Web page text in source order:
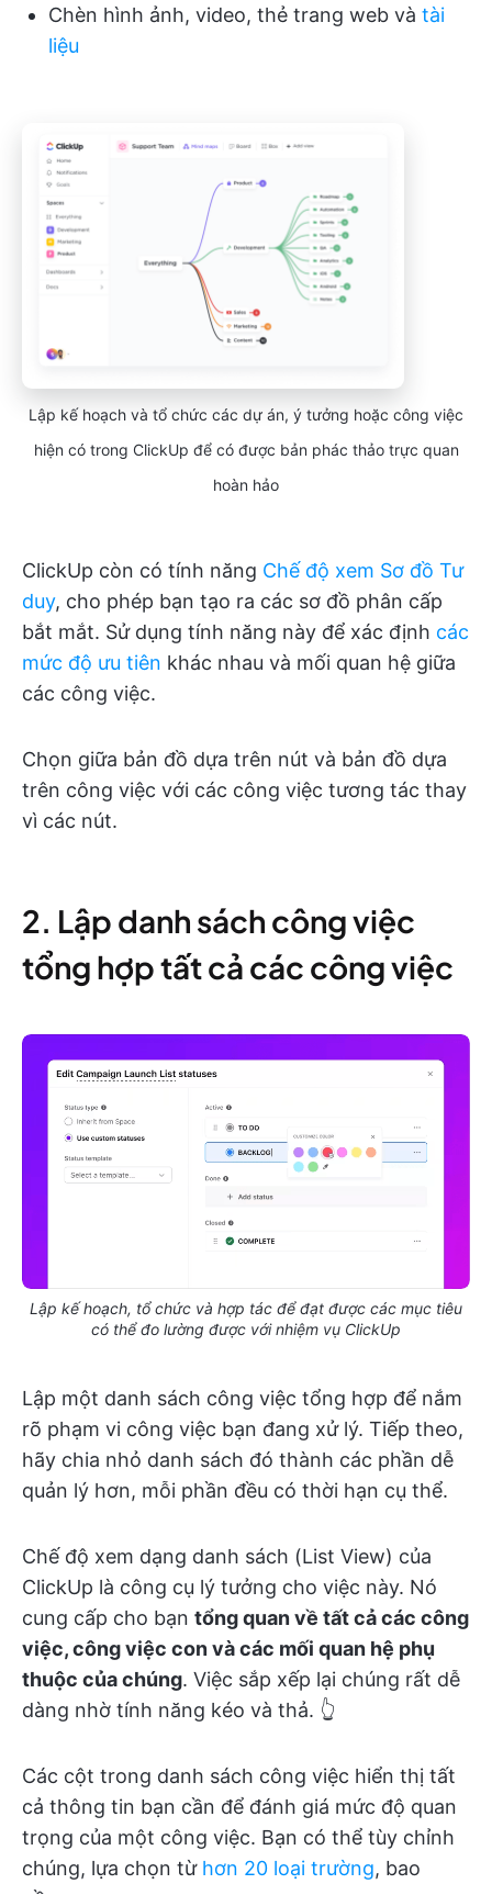
Chèn hình ảnh, video, thẻ trang web và tài
liệu
Lập kế hoạch và tổ chức các dự án, ý tưởng hoặc công việc
hiện có trong ClickUp để có được bản phác thảo trực quan
hoàn hảo
ClickUp còn có tính năng Chế độ xem Sơ đồ Tư
duy, cho phép bạn tạo ra các sơ đồ phân cấp
bắt mắt. Sử dụng tính năng này để xác định các
mức độ ưu tiên khác nhau và mối quan hệ giữa
các công việc.
Chọn giữa bản đồ dựa trên nút và bản đồ dựa
trên công việc với các công việc tương tác thay
vì các nút.
2. Lập danh sách công việc
tổng hợp tất cả các công việc
Lập kế hoạch, tổ chức và hợp tác để đạt được các mục tiêu
có thể đo lường được với nhiệm vụ ClickUp
Lập một danh sách công việc tổng hợp để nắm
rõ phạm vi công việc bạn đang xử lý. Tiếp theo,
hãy chia nhỏ danh sách đó thành các phần dễ
quản lý hơn, mỗi phần đều có thời hạn cụ thể.
Chế độ xem dạng danh sách (List View) của
ClickUp là công cụ lý tưởng cho việc này. Nó
cung cấp cho bạn tổng quan về tất cả các công
việc, công việc con và các mối quan hệ phụ
thuộc của chúng. Việc sắp xếp lại chúng rất dễ
dàng nhờ tính năng kéo và thả. 👆
Các cột trong danh sách công việc hiển thị tất
cả thông tin bạn cần để đánh giá mức độ quan
trọng của một công việc. Bạn có thể tùy chỉnh
chúng, lựa chọn từ hơn 20 loại trường, bao